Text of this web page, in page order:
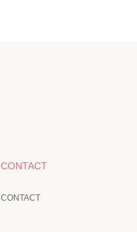
CONTACT
CONTACT